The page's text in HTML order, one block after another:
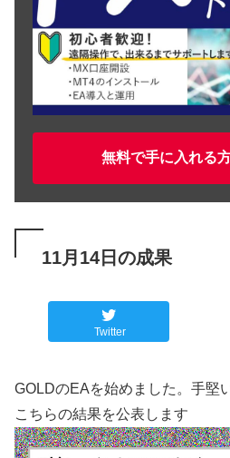
無料で手に入れる
11月14日の成果
Twitter
GOLDのEAを始めました。手堅
こちらの結果を公表します